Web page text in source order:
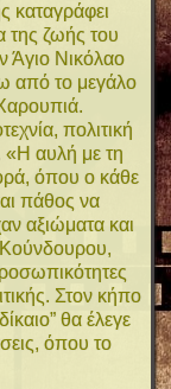
καταγράφει
της ζωής του
Άγιο Νικόλαο
από το μεγάλο
πολιτική
«Η αυλή με τη
όπου ο κάθε
πάθος να
αξιώματα και
Κούνδουρου,
Στον κήπο
θα έλεγε
όπου το